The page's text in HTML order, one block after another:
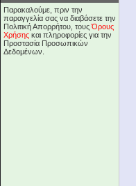
Παρακαλούμε, πριν την
παραγγελία σας να διαβάσετε την
Πολιτική Απορρήτου, τουςΌρους
Χρήσης και πληροφορίες για την
Προστασία Προσωπικών
Δεδομένων.